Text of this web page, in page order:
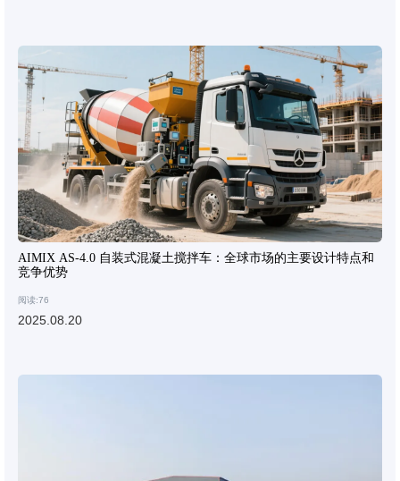
AIMIX AS-4.0 自装式混凝土搅拌车：全球市场的主要设计特点和
竞争优势
阅读:76
2025.08.20